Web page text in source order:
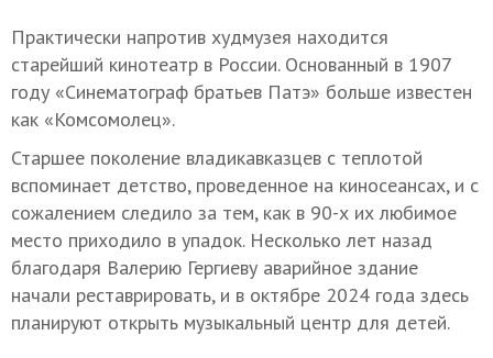
Практически напротив худмузея находится
старейший кинотеатр в России. Основанный в 1907
году «Синематограф братьев Патэ» больше известен
как «Комсомолец».
Старшее поколение владикавказцев с теплотой
вспоминает детство, проведенное на киносеансах, и с
сожалением следило за тем, как в 90-х их любимое
место приходило в упадок. Несколько лет назад
благодаря Валерию Гергиеву аварийное здание
начали реставрировать, и в октябре 2024 года здесь
планируют открыть музыкальный центр для детей.